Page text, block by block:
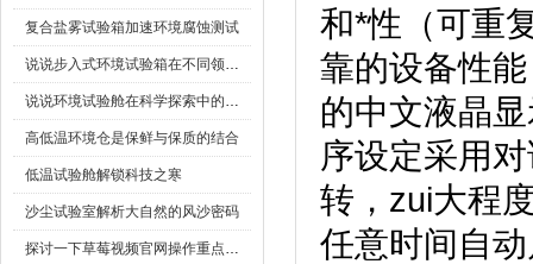
复合盐雾试验箱加速环境腐蚀测试
说说步入式环境试验箱在不同领域的应用
说说环境试验舱在科学探索中的作用
高低温环境仓是保鲜与保质的结合
低温试验舱解锁科技之寒
沙尘试验室解析大自然的风沙密码
探讨一下草莓视频官网操作重点是什么
和*性（可重
靠的设备性能
的中文液晶显
序设定采用对话
转，zui大
任意时间自动启